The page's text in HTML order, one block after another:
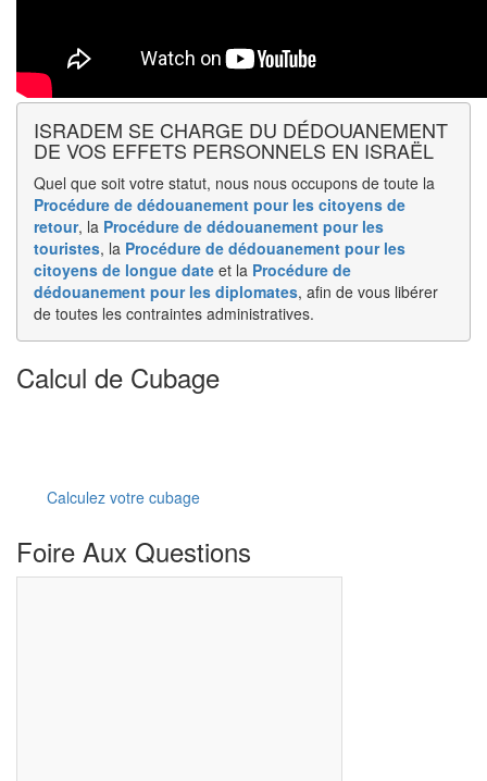
ISRADEM SE CHARGE DU DÉDOUANEMENT
DE VOS EFFETS PERSONNELS EN ISRAËL
Quel que soit votre statut, nous nous occupons de toute la
Procédure de dédouanement pour les citoyens de
retour, la Procédure de dédouanement pour les
touristes, la Procédure de dédouanement pour les
citoyens de longue date et la Procédure de
dédouanement pour les diplomates, afin de vous libérer
de toutes les contraintes administratives.
Calcul de Cubage
Calculez votre cubage
Foire Aux Questions